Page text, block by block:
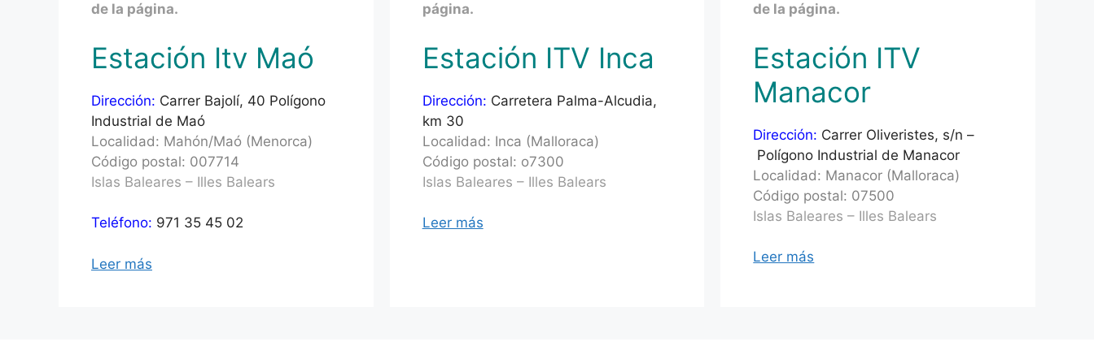
de la página.
Estación Itv Maó
Dirección: Carrer Bajolí, 40 Polígono
Industrial de Maó
Localidad: Mahón/Maó (Menorca)
Código postal: 007714
Islas Baleares – Illes Balears
Teléfono: 971 35 45 02
Leer más
página.
Estación ITV Inca
Dirección: Carretera Palma-Alcudia,
km 30
Localidad: Inca (Malloraca)
Código postal: o7300
Islas Baleares – Illes Balears
Leer más
de la página.
Estación ITV
Manacor
Dirección: Carrer Oliveristes, s/n –
Polígono Industrial de Manacor
Localidad: Manacor (Malloraca)
Código postal: 07500
Islas Baleares – Illes Balears
Leer más